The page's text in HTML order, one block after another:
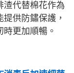
渣代替棉花作為
供防鏽保護，
更加順暢。